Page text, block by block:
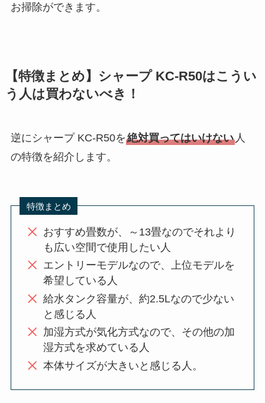
お掃除ができます。
【特徴まとめ】シャープ KC-R50はこうい
う人は買わないべき！
逆にシャープ KC-R50を絶対買ってはいけない人
の特徴を紹介します。
特徴まとめ
おすすめ畳数が、～13畳なのでそれより
も広い空間で使用したい人
エントリーモデルなので、上位モデルを
希望している人
給水タンク容量が、約2.5Lなので少ない
と感じる人
加湿方式が気化方式なので、その他の加
湿方式を求めている人
本体サイズが大きいと感じる人。